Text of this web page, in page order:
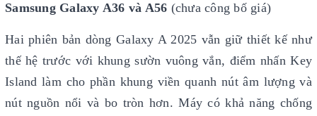
Samsung Galaxy A36 và A56 (chưa công bố giá)
Hai phiên bản dòng Galaxy A 2025 vẫn giữ thiết kế như
thế hệ trước với khung sườn vuông vắn, điểm nhấn Key
Island làm cho phần khung viền quanh nút âm lượng và
nút nguồn nổi và bo tròn hơn. Máy có khả năng chống